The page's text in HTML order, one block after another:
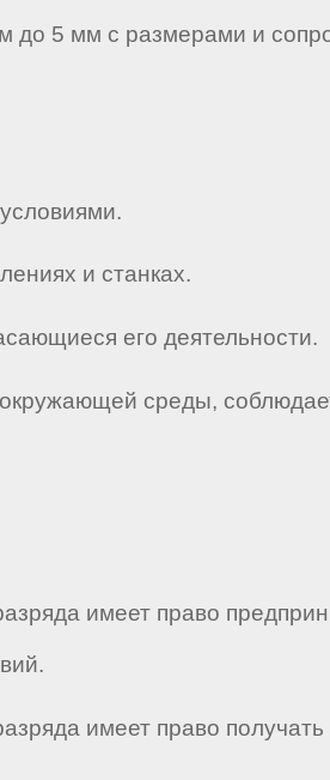
до 5 мм с размерами и
и станках.
его деятельности.
окружающей среды,
имеет право
имеет право